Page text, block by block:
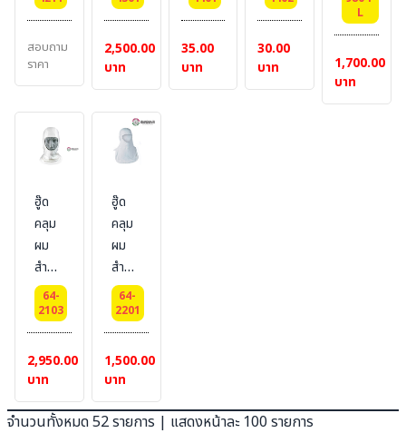
LAKELAND
เจล
ถุงน้ำ
แข็ง
สำหรับ
ให้
ความ
เย็น
สอบถาม
ราคา
bag
#LAKELAND
2,500.00
บาท
35.00
บาท
30.00
บาท
ชุดL
1,700.00
บาท
ฮู๊ด
คลุม
ผม
สำหรับ
ผจญ
เพลิง
ผ้ากัน
ไฟ-
กระแส
ไฟฟ้า
PGI
64-
2103
2,950.00
บาท
ฮู๊ด
คลุม
ผม
สำหรับ
ผจญ
เพลิง
ผ้ากัน
ไฟ-
กระแส
ไฟฟ้า
#
64-
2201
1,500.00
บาท
จำนวนทั้งหมด 52 รายการ | แสดงหน้าละ 100 รายการ